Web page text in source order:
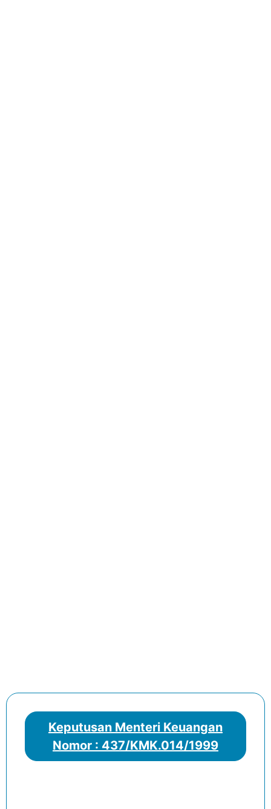
Keputusan Menteri Keuangan
Nomor : 437/KMK.014/1999